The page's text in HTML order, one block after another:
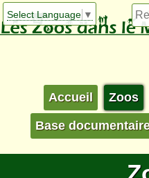
Select Language ▼
Accueil Zoos
Base